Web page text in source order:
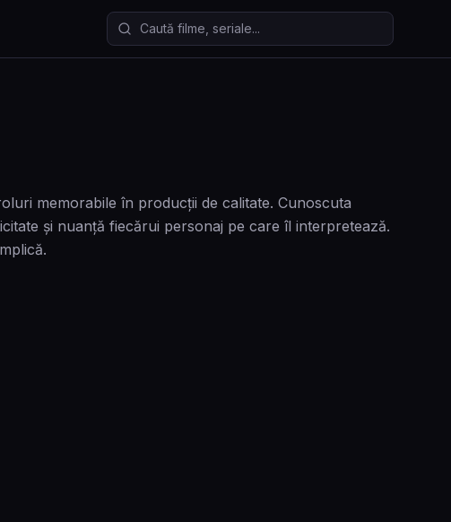
Caută filme și seriale
memorabile în producții de calitate. Cunoscuta
și nuanță fiecărui personaj pe care îl interpretează.